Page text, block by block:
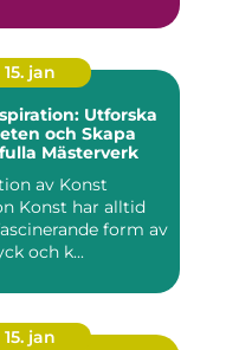
15. jan
Utforska
och Skapa
Mästerverk
av Konst
form av
och k...
15. jan